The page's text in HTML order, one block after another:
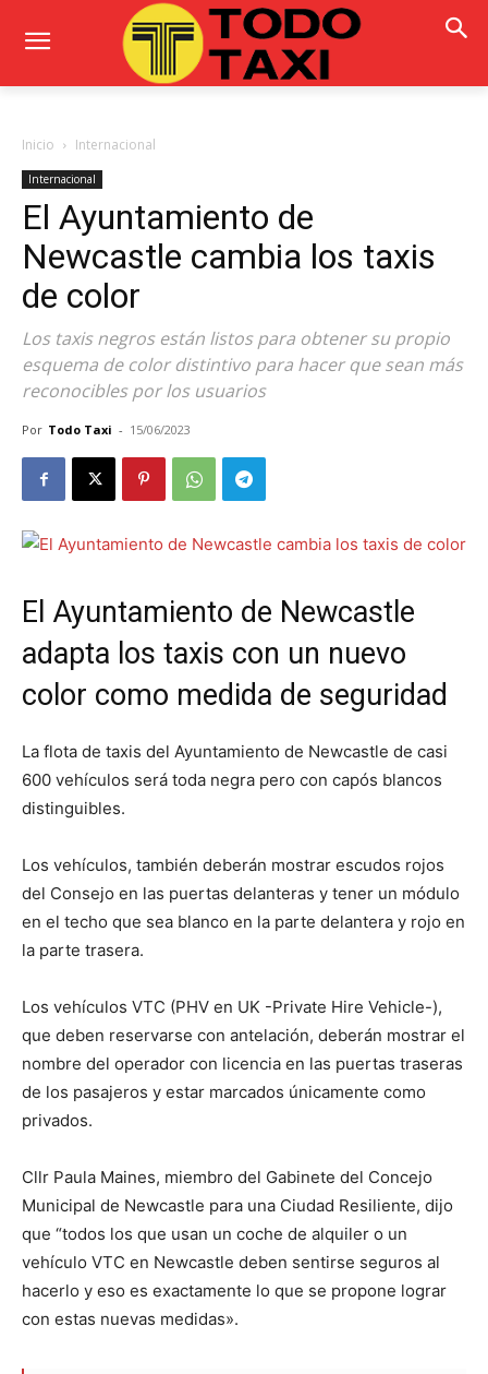
Inicio Internacional
Internacional
El Ayuntamiento de
Newcastle cambia los taxis
de color
Los taxis negros están listos para obtener su propio
esquema de color distintivo para hacer que sean más
reconocibles por los usuarios
Por Todo Taxi - 15/06/2023
El Ayuntamiento de Newcastle
adapta los taxis con un nuevo
color como medida de seguridad
La flota de taxis del Ayuntamiento de Newcastle de casi
600 vehículos será toda negra pero con capós blancos
distinguibles.
Los vehículos, también deberán mostrar escudos rojos
del Consejo en las puertas delanteras y tener un módulo
en el techo que sea blanco en la parte delantera y rojo en
la parte trasera.
Los vehículos VTC (PHV en UK -Private Hire Vehicle-),
que deben reservarse con antelación, deberán mostrar el
nombre del operador con licencia en las puertas traseras
de los pasajeros y estar marcados únicamente como
privados.
Cllr Paula Maines, miembro del Gabinete del Concejo
Municipal de Newcastle para una Ciudad Resiliente, dijo
que “todos los que usan un coche de alquiler o un
vehículo VTC en Newcastle deben sentirse seguros al
hacerlo y eso es exactamente lo que se propone lograr
con estas nuevas medidas».